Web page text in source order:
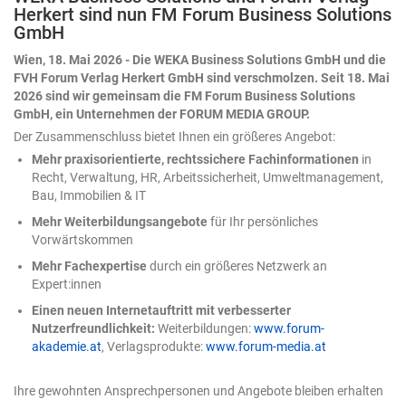
zwar an zwei Stellen: einmal zu Beginn, durch präzise
Eingaben, und anschließend beim Ergebnis, durch
konsequente Kontrolle. Zwei Tore, durch die jedes KI-
Ergebnis muss, bevor man ihm trauen darf. Nehmen wir
ein Beispiel: eine Umsatztabelle mit Regionen, Produkten
und Quartalswerten. Die Aufgabe an die KI lautet
schlicht: „Analysiere die Daten." Das Ergebnis ist
plausibel, ordentlich formatiert – und völlig belanglos.
Ein paar Durchschnittswerte, eine generische
Beobachtung. Nichts, womit sich eine Entscheidung
treffen ließe. Woran das liegt? An unseren bereits
formulierten zwei Toren. Was ändert sich gerade beim
Einsatz von Copilot in Excel? Bis vor Kurzem war KI in
übernahm sie selbst. 2026 hat sich das nun gedreht. Die
KI handelt nun direkt in der Arbeitsmappe – sie plant
mehrere Schritte, führt sie aus, prüft das eigene
Zwischenergebnis und arbeitet nach. Wie tiefgreifend
dieser Wandel ist, verrät eine Kleinigkeit am Rande:
Herkert sind nun FM Forum Business Solutions
GmbH
Wien, 18. Mai 2026 - Die WEKA Business Solutions GmbH und die
FVH Forum Verlag Herkert GmbH sind verschmolzen. Seit 18. Mai
2026 sind wir gemeinsam die FM Forum Business Solutions
GmbH, ein Unternehmen der FORUM MEDIA GROUP.
Der Zusammenschluss bietet Ihnen ein größeres Angebot:
Mehr praxisorientierte, rechtssichere Fachinformationen in
Recht, Verwaltung, HR, Arbeitssicherheit, Umweltmanagement,
Bau, Immobilien & IT
Mehr Weiterbildungsangebotefür Ihr persönliches
Vorwärtskommen
Mehr Fachexpertisedurch ein größeres Netzwerk an
Expert:innen
Einen neuen Internetauftritt mit verbesserter
Nutzerfreundlichkeit: Weiterbildungen:www.forum-
akademie.at, Verlagsprodukte:www.forum-media.at
Ihre gewohnten Ansprechpersonen und Angebote bleiben erhalten